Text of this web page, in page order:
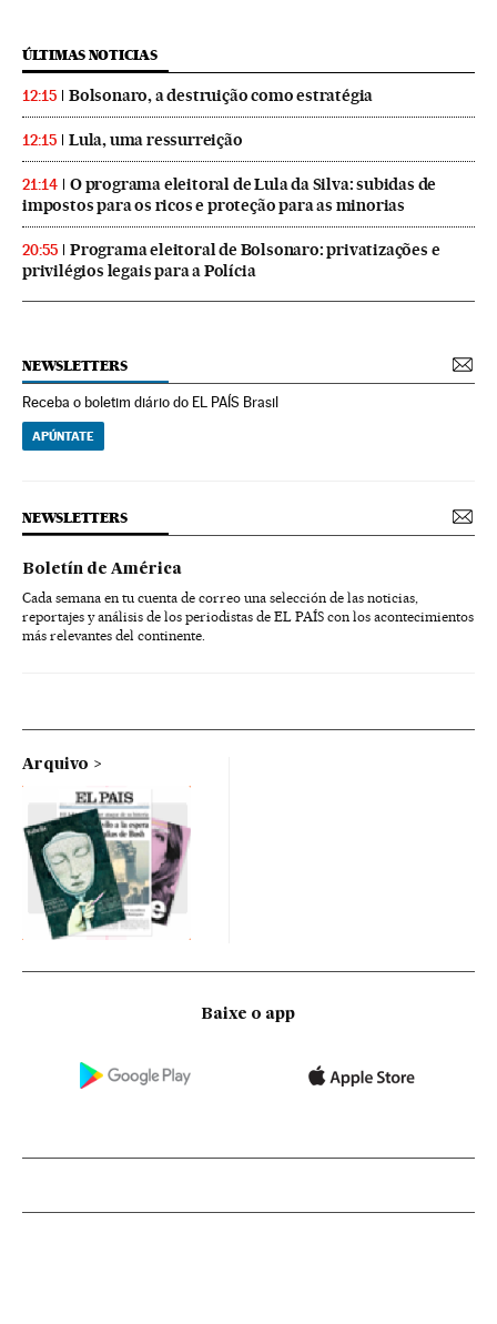
ÚLTIMAS NOTICIAS
12:15 Bolsonaro, a destruição como estratégia
12:15 Lula, uma ressurreição
21:14
O programa eleitoral de Lula da Silva: subidas de
impostos para os ricos e proteção para as minorias
20:55
Programa eleitoral de Bolsonaro: privatizações e
privilégios legais para a Polícia
NEWSLETTERS
Receba o boletim diário do EL PAÍS Brasil
APÚNTATE
NEWSLETTERS
Boletín de América
Cada semana en tu cuenta de correo una selección de las noticias,
reportajes y análisis de los periodistas de EL PAÍS con los acontecimientos
más relevantes del continente.
Arquivo
Baixe o app